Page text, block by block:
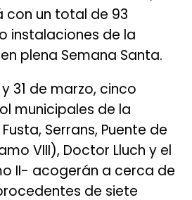
con un total de 93
instalaciones de la
plena Semana Santa.
31 de marzo, cinco
municipales de la
Serrans, Puente de
VIII), Doctor Lluch y el
II- acogerán a cerca de
de siete